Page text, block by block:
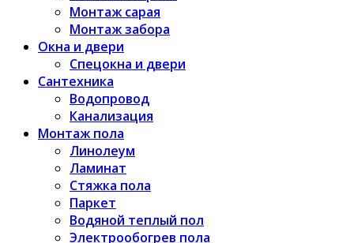
Монтаж сарая
Монтаж забора
Окна и двери
Спецокна и двери
Сантехника
Водопровод
Канализация
Монтаж пола
Линолеум
Ламинат
Стяжка пола
Паркет
Водяной теплый пол
Электрообогрев пола